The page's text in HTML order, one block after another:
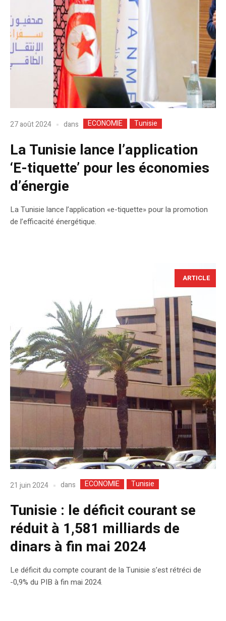
27 août 2024 dans ECONOMIE Tunisie
La Tunisie lance l’application
‘E-tiquette’ pour les économies
d’énergie
La Tunisie lance l’application «e-tiquette» pour la promotion
de l’efficacité énergétique.
ARTICLE
21 juin 2024 dans ECONOMIE Tunisie
Tunisie : le déficit courant se
réduit à 1,581 milliards de
dinars à fin mai 2024
Le déficit du compte courant de la Tunisie s’est rétréci de
-0,9% du PIB à fin mai 2024.